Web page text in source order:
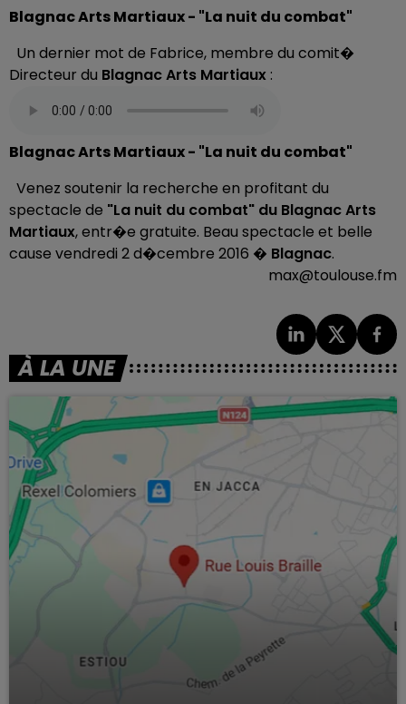
Blagnac Arts Martiaux - "La nuit du combat"
Un dernier mot de Fabrice, membre du comit�
Directeur du Blagnac Arts Martiaux :
Blagnac Arts Martiaux - "La nuit du combat"
Venez soutenir la recherche en profitant du
spectacle de "La nuit du combat" du Blagnac Arts
Martiaux, entr�e gratuite. Beau spectacle et belle
cause vendredi 2 d�cembre 2016 � Blagnac.
max@toulouse.fm
À LA UNE